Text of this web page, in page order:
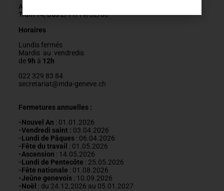
Arrêts Jonction ou Ste-Clotilde
Tram 14, Bus 2/11/19/32/80
Horaires
Lundis fermés
Mardis au vendredis
de9h à 12h
022 329 83 84
secretariat@mda-geneve.ch
Fermetures annuelles :
-Nouvel An : 01.01.2026
-Vendredi saint : 03.04.2026
-Lundi de Pâques: 06.04.2026
-Fête du travail : 01 .05.2026
-Ascension : 14.05.2026
-Lundi de Pentecôte : 25.05.2026
-Fête nationale : 01.08.2026
-Jeûne genevois: 10.09.2026
-Noël : du 24.12.2026 au 05.01.2027